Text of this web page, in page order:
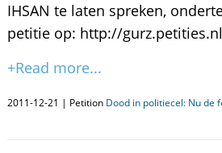
IHSAN te laten spreken,
petitie op: http://
+Read more...
2011-12-21 | Petition Dood in politiecel: Nu de